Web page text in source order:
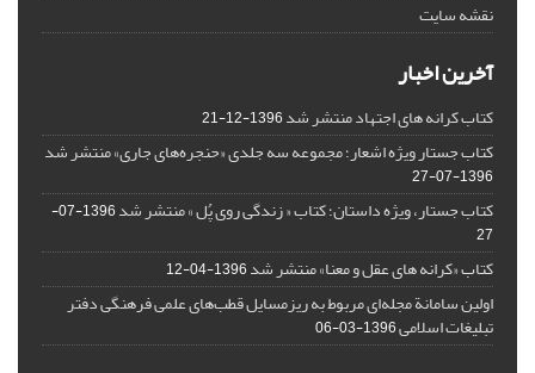
نقشه سایت
آخرین اخبار
کتاب کرانه های اجتهاد منتشر شد1396-12-21
کتاب جستار ویژه اشعار؛ مجموعه سه جلدی «حنجره‌های جاری» منتشر شد
1396-07-27
کتاب جستار، ویژه داستان؛ کتاب « زندگی روی پُل » منتشر شد
1396-07-
27
کتاب «کرانه های عقل و معنا» منتشر شد1396-04-12
اولین سامانة مجله‌ای مربوط به ریزمسایل‌ قطب‌های علمی فرهنگی دفتر
تبلیغات اسلامی1396-03-06